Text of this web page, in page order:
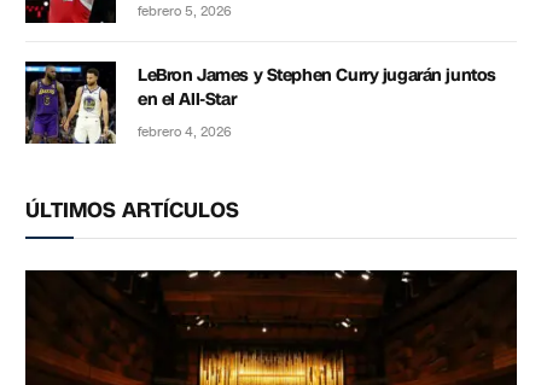
febrero 5, 2026
LeBron James y Stephen Curry jugarán juntos
en el All-Star
febrero 4, 2026
ÚLTIMOS ARTÍCULOS